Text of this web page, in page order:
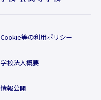
Cookie等の利用ポリシー
学校法人概要
情報公開